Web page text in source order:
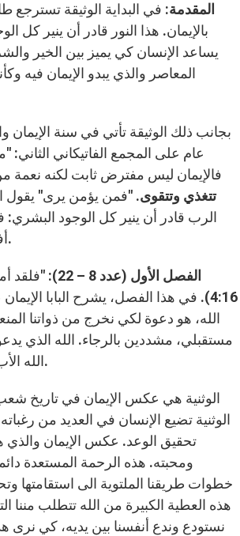
المقدمة: في البداية الوثيقة تسترجع
بالإيمان. هذا النور قادر أن ينير كل
يساعد الإنسان كي يميز بين الخير
المعاصر والذي يبدو الإيمان فيه
عام على المجمع الفاتيكاني
فالإيمان ليس مفترض ثابت لكنه نعمة
تتغذي وتتقوى. "فمن يؤمن يرى" يقول
الرب قادر أن ينير كل الوجود البشري:
أفاق جديدة للمستقبل.
الفصل الأول (عدد 8 – 22):
4:16). في هذا الفصل، يشرح البابا
الله، هو دعوة لكي نخرج من ذواتنا
مستقبلي، مشددين بالرجاء. الله الذي
الله الأب، نبع كل خير وصلاح.
الوثنية تضيع الإنسان في العديد من
تحقيق الوعد. عكس الإيمان والذي
ومحبته. هذه الرحمة المستعدة
خطوات طريقنا الملتوية الى استقامتها
هذه العطية الكبيرة من الله تتطلب مننا
نستودع وندع أنفسنا بين يديه، كي نرى